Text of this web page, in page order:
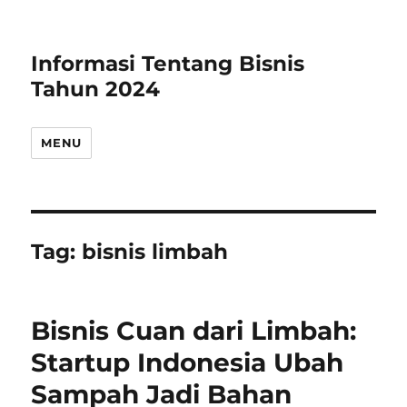
Informasi Tentang Bisnis
Tahun 2024
MENU
Tag: bisnis limbah
Bisnis Cuan dari Limbah:
Startup Indonesia Ubah
Sampah Jadi Bahan